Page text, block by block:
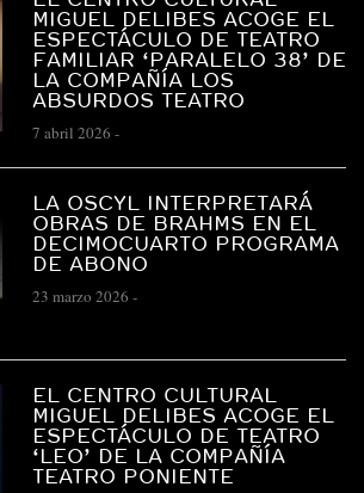
MIGUEL DELIBES ACOGE EL
ESPECTÁCULO DE TEATRO
FAMILIAR ‘PARALELO 38’ DE
LA COMPAÑÍA LOS
ABSURDOS TEATRO
7 abril 2026 -
LA OSCYL INTERPRETARÁ
OBRAS DE BRAHMS EN EL
DECIMOCUARTO PROGRAMA
DE ABONO
23 marzo 2026 -
EL CENTRO CULTURAL
MIGUEL DELIBES ACOGE EL
ESPECTÁCULO DE TEATRO
‘LEO’ DE LA COMPAÑÍA
TEATRO PONIENTE